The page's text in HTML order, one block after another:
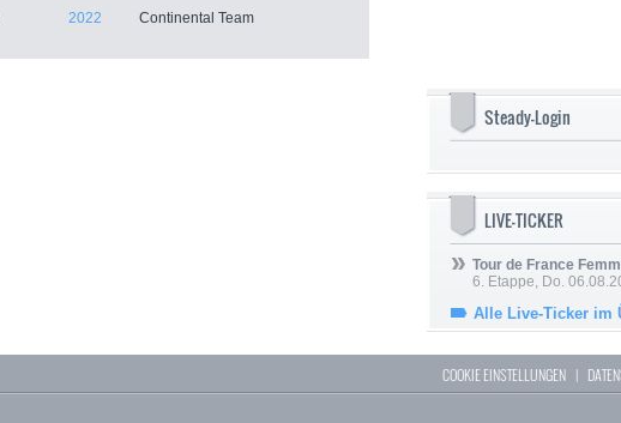
2022 Continental Team
Steady-Login
LIVE-TICKER
Tour de France
6. Etappe, Do.
Alle Live-Ticker im
COOKIE EINSTELLUNGEN |